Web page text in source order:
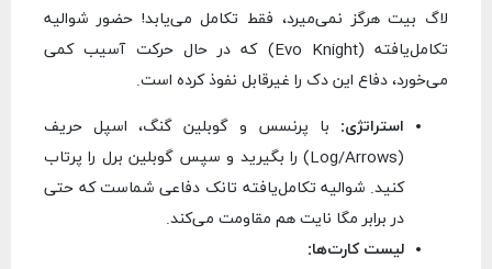
لاگ بیت هرگز نمی‌میرد، فقط تکامل می‌یابد! حضور شوالیه
تکامل‌یافته (Evo Knight) که در حال حرکت آسیب کمی
می‌خورد، دفاع این دک را غیرقابل نفوذ کرده است.
استراتژی: با پرنسس و گوبلین گنگ، اسپل حریف
(Log/Arrows) را بگیرید و سپس گوبلین برل را پرتاب
کنید. شوالیه تکامل‌یافته تانک دفاعی شماست که حتی
در برابر مگا نایت هم مقاومت می‌کند.
لیست کارت‌ها: